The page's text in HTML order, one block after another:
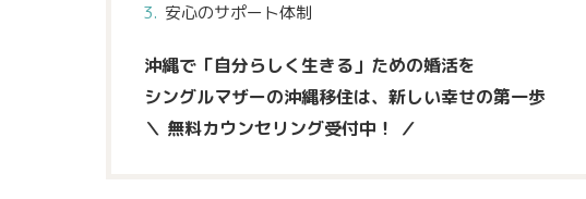
安心のサポート体制
沖縄で「自分らしく生きる」ための婚活を
シングルマザーの沖縄移住は、新しい幸せの第一歩
＼ 無料カウンセリング受付中！ ／